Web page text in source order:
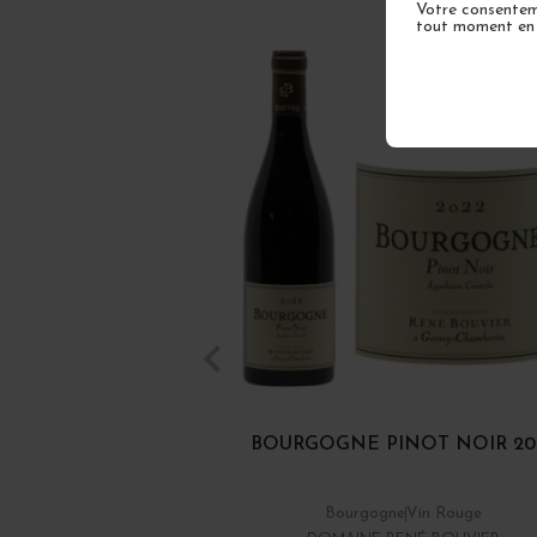
Votre
tout moment en
BOURGOGNE PINOT NOIR
Bourgogne Vin Rouge